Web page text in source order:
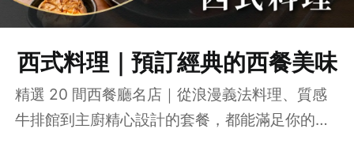
西式料理｜預訂經典的西餐美味
精選 20 間西餐廳名店｜從浪漫義法料理、質感
牛排館到主廚精心設計的套餐，都能滿足你的需